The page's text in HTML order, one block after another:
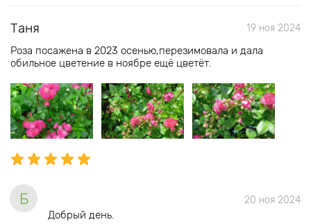
Таня 19 ноя 2024
Роза посажена в 2023 осенью,перезимовала и дала
обильное цветение в ноябре ещё цветёт.
Б 20 ноя 2024
Добрый день.